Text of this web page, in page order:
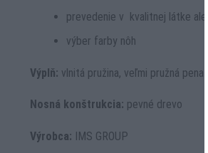
prevedenie v kvalitnej látke
výber farby nôh
Výplň: vlnitá pružina, veľmi pružná
Nosná konštrukcia: pevné drevo
Výrobca: IMS GROUP